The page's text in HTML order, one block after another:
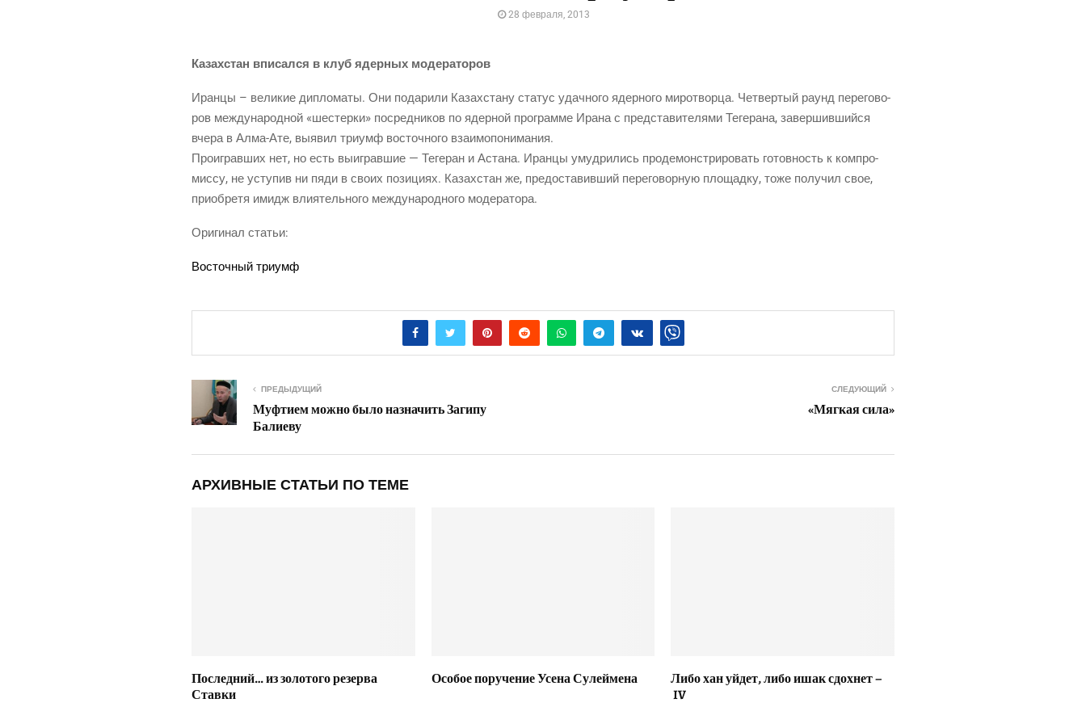
28 февраля, 2013
Казах­стан впи­сал­ся в клуб ядер­ных модераторов
Иран­цы – вели­кие дипло­ма­ты. Они пода­ри­ли Казах­ста­ну ста­тус удач­но­го ядер­но­го миро­твор­ца. Чет­вер­тый раунд пере­го­во­
ров меж­ду­на­род­ной «шестер­ки» посред­ни­ков по ядер­ной про­грам­ме Ира­на с пред­ста­ви­те­ля­ми Теге­ра­на, завер­шив­ший­ся
вче­ра в Алма-Ате, выявил три­умф восточ­но­го взаимопонимания.
Про­иг­рав­ших нет, но есть выиг­рав­шие — Теге­ран и Аста­на. Иран­цы умуд­ри­лись про­де­мон­стри­ро­вать готов­ность к ком­про­
мис­су, не усту­пив ни пяди в сво­их пози­ци­ях. Казах­стан же, предо­ста­вив­ший пере­го­вор­ную пло­щад­ку, тоже полу­чил свое,
при­об­ре­тя имидж вли­я­тель­но­го меж­ду­на­род­но­го модератора.
Ори­ги­нал статьи:
Восточ­ный триумф
ПРЕДЫДУЩИЙ
Муфтием можно было назначить Загипу
Балиеву
СЛЕДУЮЩИЙ
«Мягкая сила»
АРХИВНЫЕ СТАТЬИ ПО ТЕМЕ
Последний… из золотого резерва
Ставки
Особое поручение Усена Сулеймена
Либо хан уйдет, либо ишак сдохнет –
IV